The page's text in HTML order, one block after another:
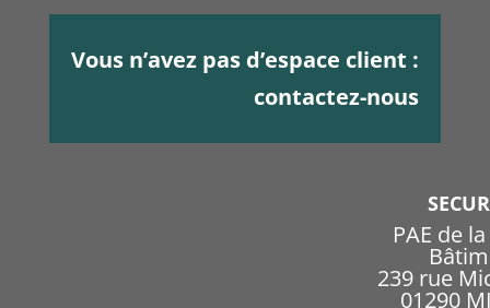
Vous n’avez pas d’espace client :
contactez-nous
PAE de
239 rue
01290